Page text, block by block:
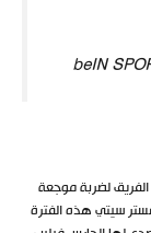
الفريق لضربة موجعة
في الدقيقة 22. استغل مانشستر سيتي هذه الفترة